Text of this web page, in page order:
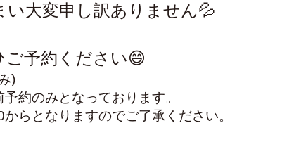
大変申し訳ありません💦
予約ください😄
)
約のみとなっております。
らとなりますのでご了承ください。